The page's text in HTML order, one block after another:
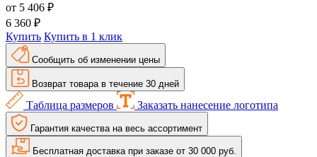
от 5 406 ₽
6 360 ₽
Купить Купить в 1 клик
Сообщить об изменении цены
Возврат товара в течение 30 дней
Таблица размеров Заказать нанесение логотипа
Гарантия качества на весь ассортимент
Бесплатная доставка при заказе от 30 000 руб.